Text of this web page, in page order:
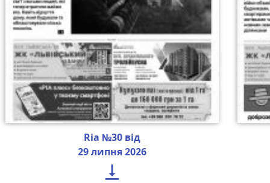
Ria №30 від
29 липня 2026
